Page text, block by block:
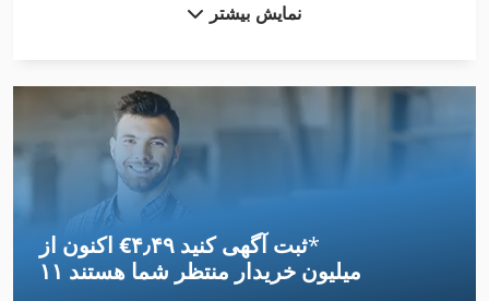
International 433
International 434
Kgs 1670
Lbx 200
Lcf 1
نمایش بیشتر
اکنون از ‎€۴٫۴۹ ثبت آگهی کنید*
۱۱ میلیون خریدار منتظر شما هستند